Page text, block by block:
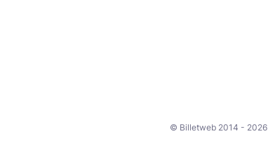
© Billetweb 2014 - 2026